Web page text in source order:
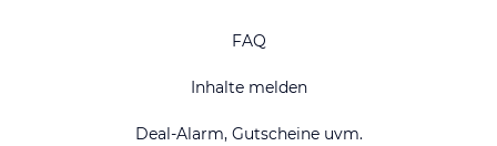
FAQ
Inhalte melden
Deal-Alarm, Gutscheine uvm.